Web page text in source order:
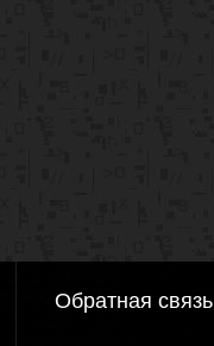
Обратная связь